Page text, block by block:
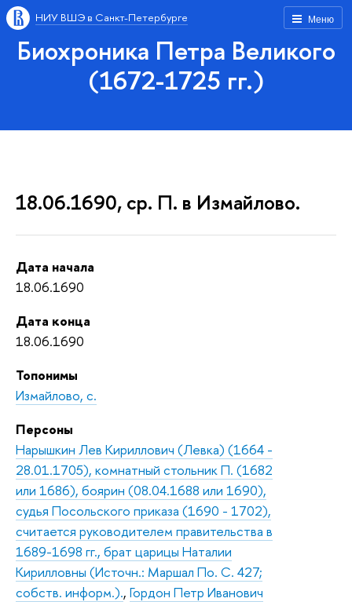
Меню
НИУ ВШЭ в Санкт-Петербурге
Биохроника Петра Великого
(1672-1725 гг.)
18.06.1690, ср. П. в Измайлово.
Дата начала
18.06.1690
Дата конца
18.06.1690
Топонимы
Измайлово, с.
Персоны
Нарышкин Лев Кириллович (Левка) (1664 -
28.01.1705), комнатный стольник П. (1682
или 1686), боярин (08.04.1688 или 1690),
судья Посольского приказа (1690 - 1702),
считается руководителем правительства в
1689-1698 гг., брат царицы Наталии
Кирилловны (Источн.: Маршал По. С. 427;
собств. информ.)., Гордон Петр Иванович